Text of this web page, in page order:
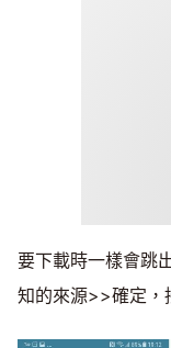
要下載時一樣會跳
知的來源>>確定，